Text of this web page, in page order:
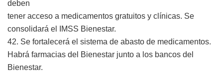
deben
tener acceso a medicamentos gratuitos y clínicas. Se
consolidará el IMSS Bienestar.
42. Se fortalecerá el sistema de abasto de medicamentos.
Habrá farmacias del Bienestar junto a los bancos del
Bienestar.